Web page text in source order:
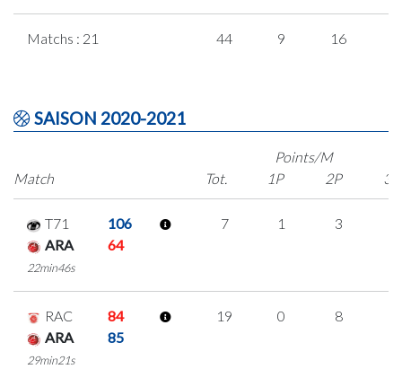
Matchs : 21 44 9 16
SAISON 2020-2021
Match
Points/M
Tot.
1P 2P 3P
T71
106
ARA
64
22min46s
7 1 3
RAC
84
ARA
85
29min21s
19 0 8